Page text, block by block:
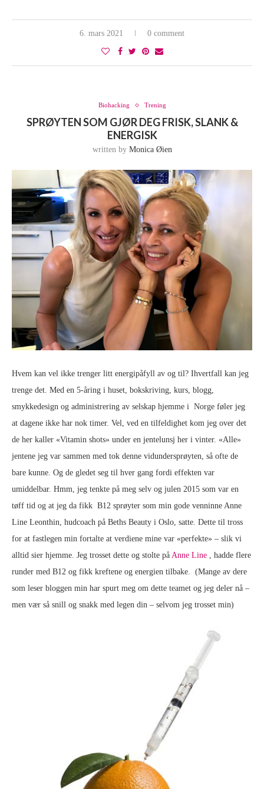
6. mars 2021 0 comment
Biohacking Trening
SPRØYTEN SOM GJØR DEG FRISK, SLANK &
ENERGISK
written by Monica Øien
Hvem kan vel ikke trenger litt energipåfyll av og til? Ihvertfall kan jeg
trenge det. Med en 5-åring i huset, bokskriving, kurs, blogg,
smykkedesign og administrering av selskap hjemme i Norge føler jeg
at dagene ikke har nok timer. Vel, ved en tilfeldighet kom jeg over det
de her kaller «Vitamin shots» under en jentelunsj her i vinter. «Alle»
jentene jeg var sammen med tok denne vidundersprøyten, så ofte de
bare kunne. Og de gledet seg til hver gang fordi effekten var
umiddelbar. Hmm, jeg tenkte på meg selv og julen 2015 som var en
tøff tid og at jeg da fikk B12 sprøyter som min gode venninne Anne
Line Leonthin, hudcoach på Beths Beauty i Oslo, satte. Dette til tross
for at fastlegen min fortalte at verdiene mine var «perfekte» – slik vi
alltid sier hjemme. Jeg trosset dette og stolte på Anne Line , hadde flere
runder med B12 og fikk kreftene og energien tilbake. (Mange av dere
som leser bloggen min har spurt meg om dette teamet og jeg deler nå –
men vær så snill og snakk med legen din – selvom jeg trosset min)